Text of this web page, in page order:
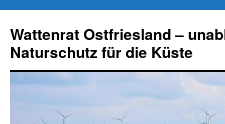
springen
Wattenrat Ostfriesland –
Naturschutz für die Küste